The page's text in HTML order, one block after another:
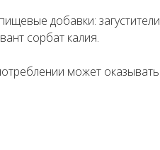
добавки: загустители
сорбат калия.
может оказывать